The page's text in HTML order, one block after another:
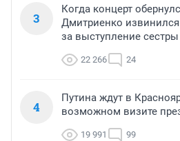
3
Когда концерт
Дмитриенко
за выступление
22 266 24
4
Путина ждут в
возможном визите
19 991 99